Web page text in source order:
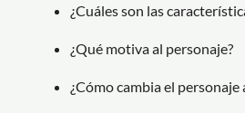
¿Cuáles son las
¿Qué motiva al personaje?
¿Cómo cambia el